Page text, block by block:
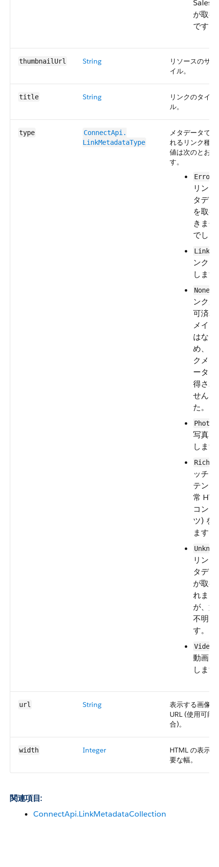
が取得
です。
thumbnailUrl String
リソースのサ
イル。
title String
リンクのタイト
ル。
type
ConnectApi.​
LinkMetadataType
メタデータで
れるリンク種別
値は次のとおり
す。
Error
リンク
タデー
を取得
きませ
でした
Link
ンクを
します
None
ンクが
可済み
メイン
はない
め、リ
クメタ
ータは
得され
せんで
た。
Photo
写真を
します
Rich
ッチコ
テンツ
常
コンテ
ツ) を
ます。
リンク
タデー
が取得
れまし
が、型
不明で
す。
Video
動画を
します
url String
表示する画像の
URL (使用可能
合)。
width Integer
HTML の表示
要な幅。
関連項目:
ConnectApi.LinkMetadataCollection